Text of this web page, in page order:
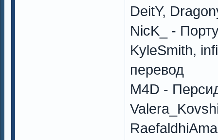
DeitY,
NicK_ -
KyleSmith,
перевод
M4D -